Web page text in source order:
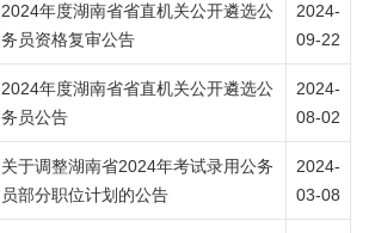
2024年度湖南省省直机关公开遴选公
务员资格复审公告
2024-
09-22
2024年度湖南省省直机关公开遴选公
务员公告
2024-
08-02
关于调整湖南省2024年考试录用公务
员部分职位计划的公告
2024-
03-08